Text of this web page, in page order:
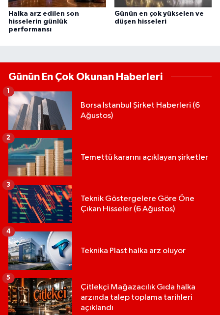
Halka arz edilen son
hisselerin günlük
performansı
Günün en çok yükselen ve
düşen hisseleri
Günün En Çok Okunan Haberleri
Borsa İstanbul Şirket Haberleri (6
Ağustos)
Temettü kararını açıklayan şirketler
2
Teknik Göstergelere Göre Öne
Çıkan Hisseler (6 Ağustos)
3
Teknika Plast halka arz oluyor
4
Çitlekçi Mağazacılık Gıda halka
arzında talep toplama tarihleri
açıklandı
5